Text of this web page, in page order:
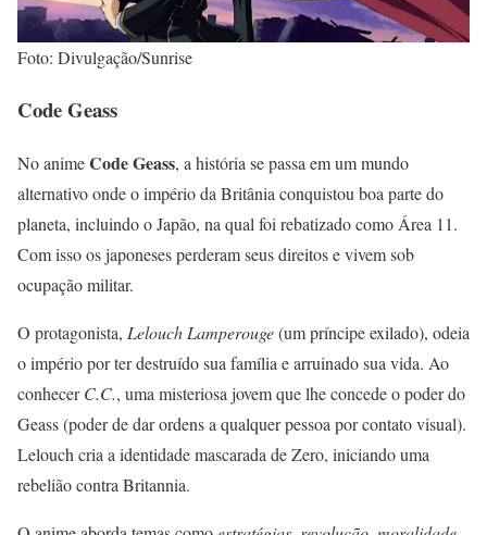
Foto: Divulgação/Sunrise
Code Geass
No animeCode Geass, a história se passa em um mundo
alternativo onde o império da Britânia conquistou boa parte do
planeta, incluindo o Japão, na qual foi rebatizado como Área 11.
Com isso os japoneses perderam seus direitos e vivem sob
ocupação militar.
O protagonista, Lelouch Lamperouge(um príncipe exilado), odeia
o império por ter destruído sua família e arruinado sua vida. Ao
conhecerC.C., uma misteriosa jovem que lhe concede o poder do
Geass (poder de dar ordens a qualquer pessoa por contato visual).
Lelouch cria a identidade mascarada de Zero, iniciando uma
rebelião contra Britannia.